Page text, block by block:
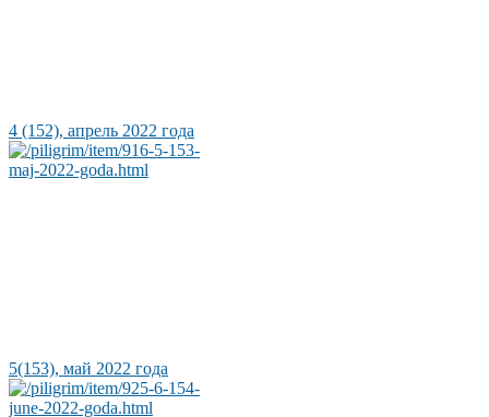
4 (152), апрель 2022 года
5(153), май 2022 года